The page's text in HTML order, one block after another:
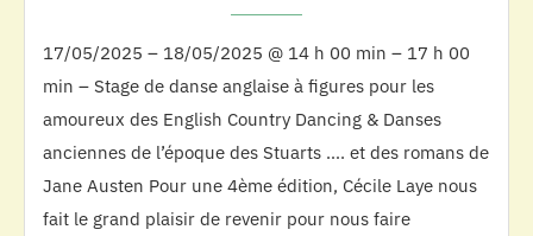
17/05/2025 – 18/05/2025 @ 14 h 00 min – 17 h 00
min – Stage de danse anglaise à figures pour les
amoureux des English Country Dancing & Danses
anciennes de l’époque des Stuarts …. et des romans de
Jane Austen Pour une 4ème édition, Cécile Laye nous
fait le grand plaisir de revenir pour nous faire